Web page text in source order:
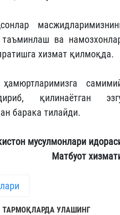
таъминлаш ва
хизмат қилмоқда.
қилинаётган
барака тилайди.
мусулмонлари
Матбуот
УЛАШИНГ